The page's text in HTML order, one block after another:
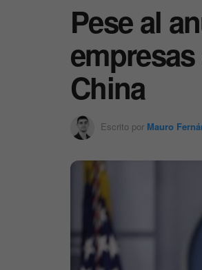
Pese al
China
Escrito por Mauro